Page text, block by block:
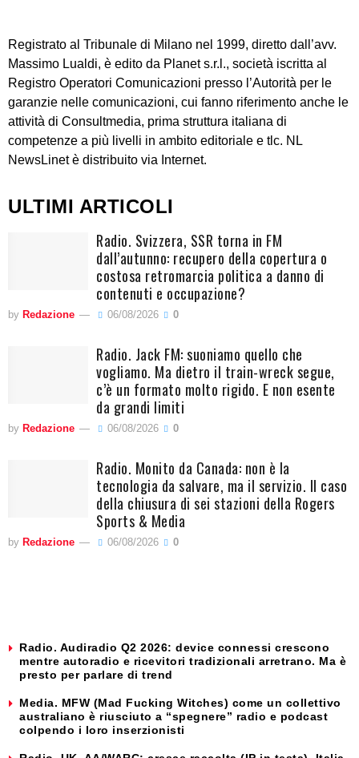
Registrato al Tribunale di Milano nel 1999, diretto dall’avv.
Massimo Lualdi, è edito da Planet s.r.l., società iscritta al
Registro Operatori Comunicazioni presso l’Autorità per le
garanzie nelle comunicazioni, cui fanno riferimento anche le
attività di Consultmedia, prima struttura italiana di
competenze a più livelli in ambito editoriale e tlc. NL
NewsLinet è distribuito via Internet.
ULTIMI ARTICOLI
Radio. Svizzera, SSR torna in FM
dall’autunno: recupero della copertura o
costosa retromarcia politica a danno di
contenuti e occupazione?
by Redazione 06/08/2026 0
Radio. Jack FM: suoniamo quello che
vogliamo. Ma dietro il train-wreck segue,
c’è un formato molto rigido. E non esente
da grandi limiti
by Redazione 06/08/2026 0
Radio. Monito da Canada: non è la
tecnologia da salvare, ma il servizio. Il caso
della chiusura di sei stazioni della Rogers
Sports & Media
by Redazione 06/08/2026 0
Radio. Audiradio Q2 2026: device connessi crescono
mentre autoradio e ricevitori tradizionali arretrano. Ma è
presto per parlare di trend
Media. MFW (Mad Fucking Witches) come un collettivo
australiano è riusciuto a “spegnere” radio e podcast
colpendo i loro inserzionisti